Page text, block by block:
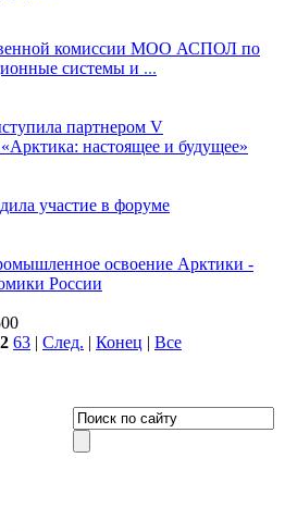
комиссии МОО АСПОЛ по
системы и ...
партнером V
настоящее и будущее»
участие в форуме
освоение Арктики -
России
63 | След. | Конец | Все